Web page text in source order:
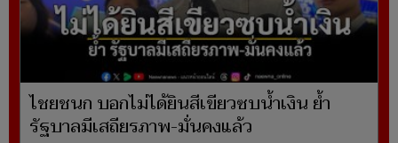
ไชยชนก บอกไม่ได้ยินสีเขียวซบน้ำเงิน ย้ำ
รัฐบาลมีเสถียรภาพ-มั่นคงแล้ว